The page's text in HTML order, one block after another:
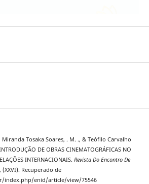
Tosaka Soares, . M. ., & Teófilo Carvalho
DE OBRAS CINEMATOGRÁFICAS NO
INTERNACIONAIS. Revista Do Encontro De
(XXVI). Recuperado de
index.php/enid/article/view/75546